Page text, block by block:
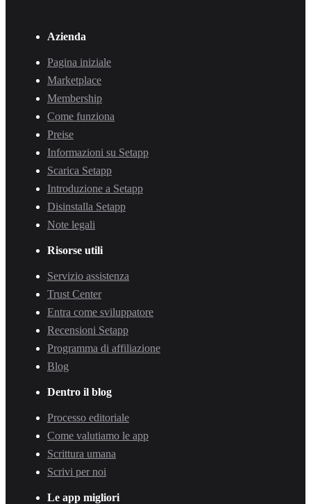
Azienda
Pagina iniziale
Marketplace
Membership
Come funziona
Preise
Informazioni su Setapp
Scarica Setapp
Introduzione a Setapp
Disinstalla Setapp
Note legali
Risorse utili
Servizio assistenza
Trust Center
Entra come sviluppatore
Recensioni Setapp
Programma di affiliazione
Blog
Dentro il blog
Processo editoriale
Come valutiamo le app
Scrittura umana
Scrivi per noi
Le app migliori